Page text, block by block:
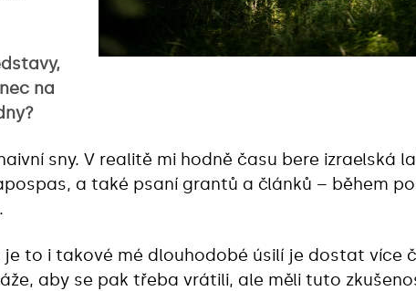
na
sny. V realitě mi hodně času bere izraelská
a také psaní grantů a článků – během
je to i takové mé dlouhodobé úsilí je dostat více
aby se pak třeba vrátili, ale měli tuto